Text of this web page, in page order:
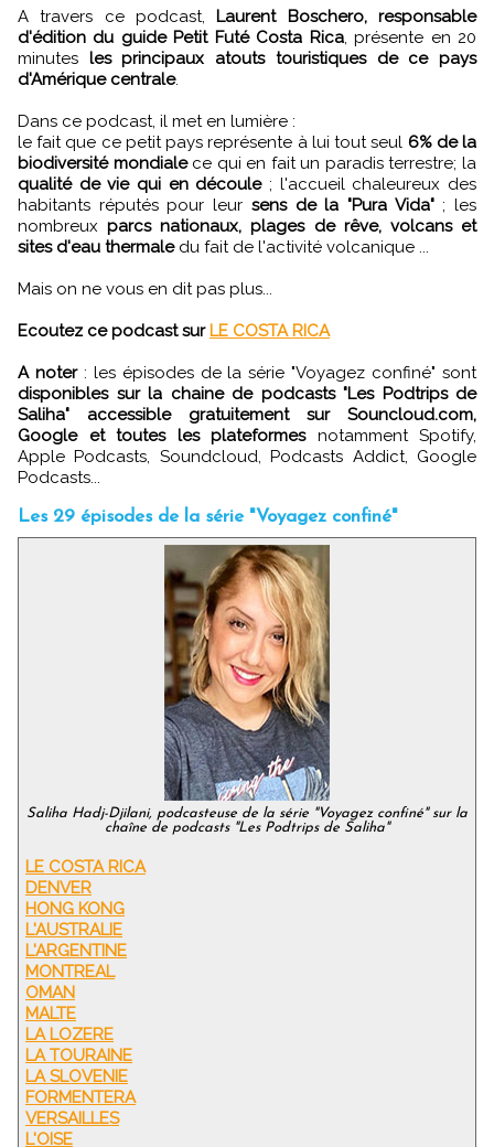
A travers ce podcast, Laurent Boschero, responsable
d'édition du guide Petit Futé Costa Rica, présente en 20
minutes les principaux atouts touristiques de ce pays
d'Amérique centrale.
Dans ce podcast, il met en lumière :
le fait que ce petit pays représente à lui tout seul 6% de la
biodiversité mondialece qui en fait un paradis terrestre; la
qualité de vie qui en découle; l'accueil chaleureux des
habitants réputés pour leur sens de la "Pura Vida"; les
nombreuxparcs nationaux, plages de rêve, volcans et
sites d'eau thermaledu fait de l'activité volcanique ...
Mais on ne vous en dit pas plus...
Ecoutez ce podcast sur LE COSTA RICA
A noter : les épisodes de la série "Voyagez confiné" sont
disponibles sur la chaine de podcasts "Les Podtrips de
Saliha" accessible gratuitement sur Souncloud.com,
Google et toutes les plateformes notamment Spotify,
Apple Podcasts, Soundcloud, Podcasts Addict, Google
Podcasts...
Les 29 épisodes de la série "Voyagez confiné"
Saliha Hadj-Djilani, podcasteuse de la série "Voyagez confiné" sur la
chaîne de podcasts "Les Podtrips de Saliha"
LE COSTA RICA
DENVER
HONG KONG
L'AUSTRALIE
L'ARGENTINE
MONTREAL
OMAN
MALTE
LA LOZERE
LA TOURAINE
LA SLOVENIE
FORMENTERA
VERSAILLES
L'OISE